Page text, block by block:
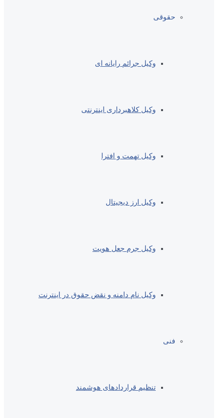
حقوقی
وکیل جرائم رایانه ای
وکیل کلاهبرداری اینترنتی
وکیل تهمت و افترا
وکیل ارز دیجیتال
وکیل جرم جعل هویت
وکیل نام دامنه و نقض حقوق در اینترنت
فنی
تنظیم قراردادهای هوشمند